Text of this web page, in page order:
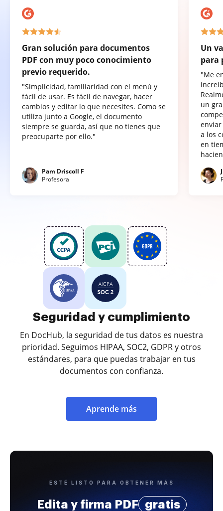
Gran solución para documentos
PDF con muy poco conocimiento
previo requerido.
"Simplicidad, familiaridad con el menú y
fácil de usar. Es fácil de navegar, hacer
cambios y editar lo que necesites. Como se
utiliza junto a Google, el documento
siempre se guarda, así que no tienes que
preocuparte por ello."
Pam Driscoll F
Profesora
Un
para
"Me
un
a los
en
Seguridad y cumplimiento
En DocHub, la seguridad de tus datos es nuestra
prioridad. Seguimos HIPAA, SOC2, GDPR y otros
estándares, para que puedas trabajar en tus
documentos con confianza.
Aprende más
ESTÉ LISTO PARA OBTENER MÁS
Edita y firma PDF gratis